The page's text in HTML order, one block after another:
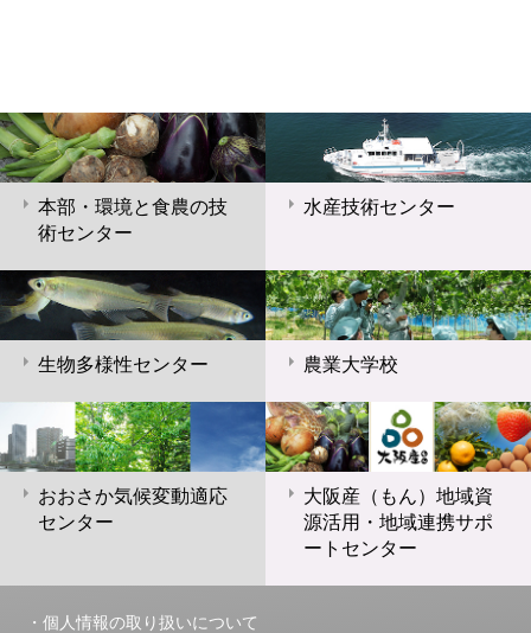
本部・環境と食農の技
術センター
水産技術センター
生物多様性センター 農業大学校
おおさか気候変動適応
センター
大阪産（もん）地域資
源活用・地域連携サポ
ートセンター
個人情報の取り扱いについて